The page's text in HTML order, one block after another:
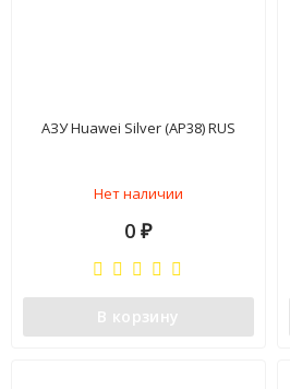
АЗУ Huawei Silver (AP38) RUS
Нет наличии
0₽
В корзину